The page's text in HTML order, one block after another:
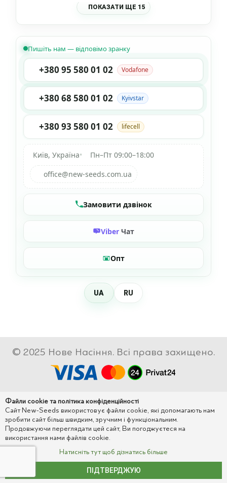
ПОКАЗАТИ ЩЕ 15
Пишіть нам — відповімо зранку
+380 95 580 01 02 Vodafone
+380 68 580 01 02 Kyivstar
+380 93 580 01 02 lifecell
Київ, Україна•
Пн–Пт 09:00–18:00
office@new-seeds.com.ua
Замовити дзвінок
Viber Чат
Опт
UA RU
© 2025 Нове Насіння. Всі права захищено.
Файли cookie та політика конфіденційності
Сайт New-Seeds використовує файли cookie, які допомагають нам
зробити сайт більш швидким, зручним і функціональним.
Продовжуючи переглядати цей сайт, Ви погоджуєтеся на
використання нами файлів cookie.
Натисніть тут щоб дізнатись більше
ПІДТВЕРДЖУЮ